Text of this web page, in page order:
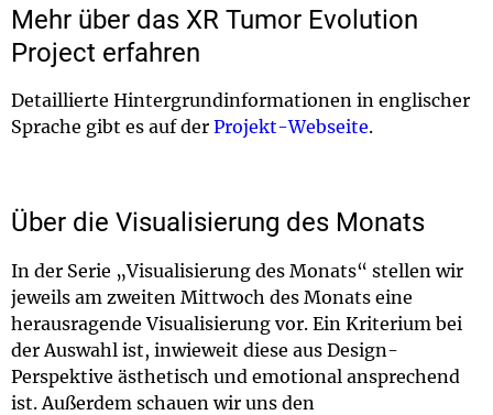
Mehr über das XR Tumor Evolution
Project erfahren
Detaillierte Hintergrundinformationen in englischer
Sprache gibt es auf der Projekt-Webseite.
Über die Visualisierung des Monats
In der Serie „Visualisierung des Monats“ stellen wir
jeweils am zweiten Mittwoch des Monats eine
herausragende Visualisierung vor. Ein Kriterium bei
der Auswahl ist, inwieweit diese aus Design-
Perspektive ästhetisch und emotional ansprechend
ist. Außerdem schauen wir uns den